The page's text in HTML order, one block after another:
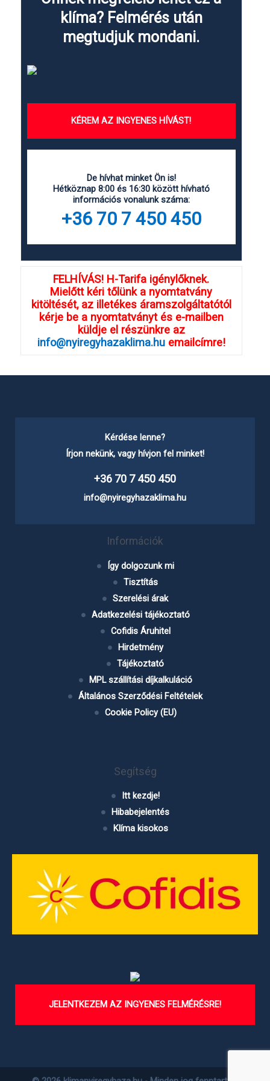
klíma? Felmérés után
megtudjuk mondani.
KÉREM AZ INGYENES HÍVÁST!
De hívhat minket Ön is!
Hétköznap 8:00 és 16:30 között hívható
információs vonalunk száma:
+36 70 7 450 450
FELHÍVÁS! H-Tarifa igénylőknek.
Mielőtt kéri tőlünk a nyomtatvány
kitöltését, az illetékes áramszolgáltatótól
kérje be a nyomtatványt és e-mailben
küldje el részünkre az
info@nyiregyhazaklima.huemailcímre!
Kérdése lenne?
Írjon nekünk, vagy hívjon fel minket!
+36 70 7 450 450
info@nyiregyhazaklima.hu
Információk
Így dolgozunk mi
Tisztítás
Szerelési árak
Adatkezelési tájékoztató
Cofidis Áruhitel
Hirdetmény
Tájékoztató
MPL szállítási díjkalkuláció
Általános Szerződési Feltételek
Cookie Policy (EU)
Segítség
Itt kezdje!
Hibabejelentés
Klíma kisokos
JELENTKEZEM AZ INGYENES FELMÉRÉSRE!